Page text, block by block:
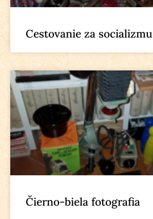
Cestovanie za socializmu
Čierno-biela fotografia